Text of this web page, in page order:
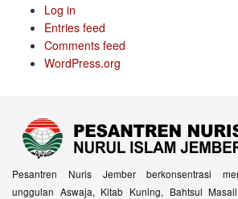
Log in
Entries feed
Comments feed
WordPress.org
Pesantren Nuris Jember berkonsentrasi
unggulan Aswaja, Kitab Kuning, Bahtsul